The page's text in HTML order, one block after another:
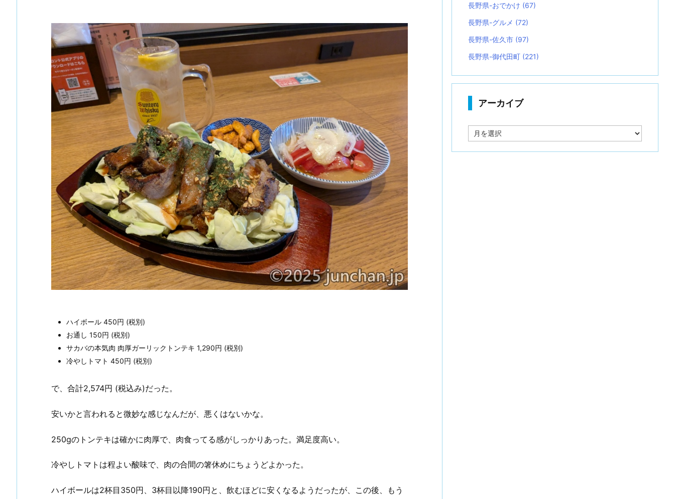
ハイボール 450円 (税別)
お通し 150円 (税別)
サカバの本気肉 肉厚ガーリックトンテキ 1,290円 (税別)
冷やしトマト 450円 (税別)
で、合計2,574円 (税込み)だった。
安いかと言われると微妙な感じなんだが、悪くはないかな。
250gのトンテキは確かに肉厚で、肉食ってる感がしっかりあった。満足度高い。
冷やしトマトは程よい酸味で、肉の合間の箸休めにちょうどよかった。
ハイボールは2杯目350円、3杯目以降190円と、飲むほどに安くなるようだったが、この後、もう
長野県-おでかけ (67)
長野県-グルメ (72)
長野県-佐久市 (97)
長野県-御代田町 (221)
アーカイブ
ー